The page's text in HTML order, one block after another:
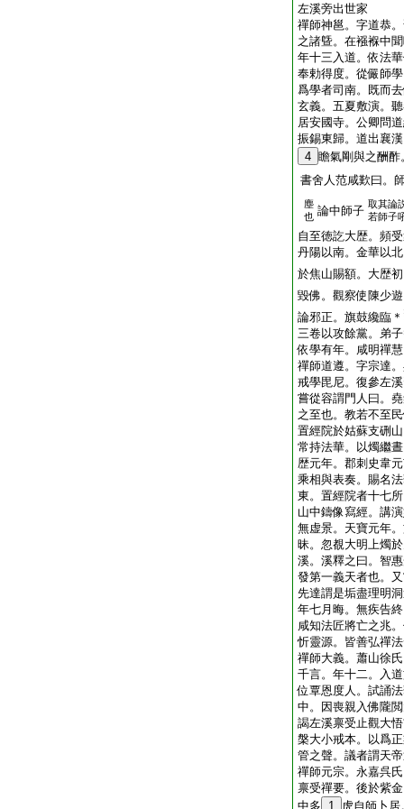
左溪旁出世家
禪師神邕。字道恭
之諸曁。在襁褓中
年十三入道。依法
奉勅得度。從儼師
爲學者司南。既而
玄義。五夏敷演。
居安國寺。公卿問
振錫東歸。道出襄
4 瞻氣剛與之酬
書舍人范咸歎曰。
塵
也 論中師子 取其論
若師子
自至徳訖大歴。頻
丹陽以南。金華以
於焦山賜額。大歴
毀佛。觀察使陳少
論邪正。旗鼓纔臨＊
三卷以攻餘黨。弟
依學有年。咸明禪
禪師道遵。字宗達
戒學毘尼。復參左
嘗從容謂門人曰。
之至也。教若不至
置經院於姑蘇支硎
常持法華。以燭繼
歴元年。郡刺史韋
乘相與表奏。賜名
東。置經院者十七
山中鑄像寫經。講
無虚景。天寶元年
昧。忽覩大明上燭
溪。溪釋之曰。智
發第一義天者也。
先達謂是垢盡理明
年七月晦。無疾告
咸知法匠將亡之兆
忻靈源。皆善弘禪
禪師大義。蕭山徐
千言。年十二。入
位覃恩度人。試誦
中。因喪親入佛隴
謁左溪禀受止觀大
槃大小戒本。以爲
管之聲。議者謂天
禪師元宗。永嘉呉
禀受禪要。後於紫
中多
1 虎自師卜